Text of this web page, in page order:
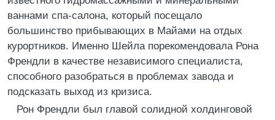
ваннами спа-салона, который посещало
большинство прибывающих в Майами на отдых
курортников. Именно Шейла порекомендовала Рона
Френдли в качестве независимого специалиста,
способного разобраться в проблемах завода и
подсказать выход из кризиса.
Рон Френдли был главой солидной холдинговой